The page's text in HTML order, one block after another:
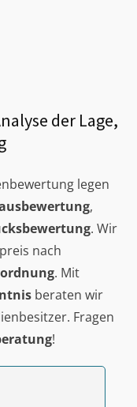
der Lage,
legen
,
. Wir
nach
. Mit
beraten wir
Fragen
!